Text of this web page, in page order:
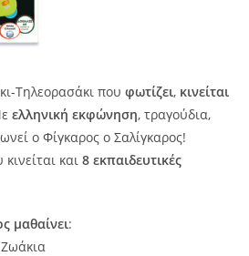
Τηλεορασάκι που φωτίζει, κινείται
ελληνική εκφώνηση, τραγούδια,
ο Φίγκαρος ο Σαλίγκαρος!
και 8 εκπαιδευτικές
μαθαίνει:
Ζωάκια